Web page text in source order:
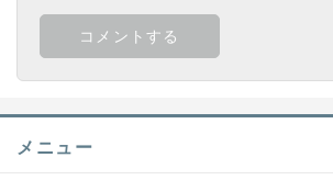
メニュー